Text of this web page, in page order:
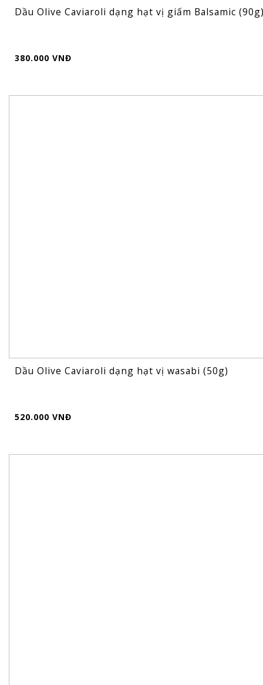
Dầu Olive Caviaroli dạng hạt vị giấm Balsamic
380.000 VNĐ
Dầu Olive Caviaroli dạng hạt vị wasabi (50g)
520.000 VNĐ